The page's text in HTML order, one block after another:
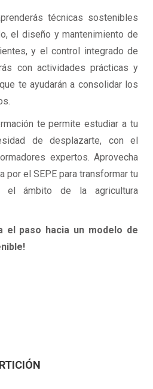
técnicas sostenibles
el diseño y mantenimiento de
y el control integrado de
con actividades prácticas y
te ayudarán a consolidar los
te permite estudiar a tu
de desplazarte, con el
expertos. Aprovecha
por el SEPE para transformar tu
el ámbito de la agricultura
el paso hacia un modelo de